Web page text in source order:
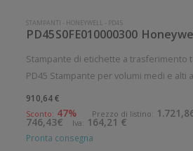
STAMPANTI - HONEYWELL - PD45
Stampante di etichette a trasferimento
PD45 Stampante per volumi medi e alti ad uso generico.
Stampa a trasferimento termico. Velocità
mm/sec Risoluzione di stampa: 12 dot/
stampa: Braccialetti, Car
910,64 €
Sconto: 47% Prezzo di listino:
746,43€ Iva: 164,21 €
Pronta consegna